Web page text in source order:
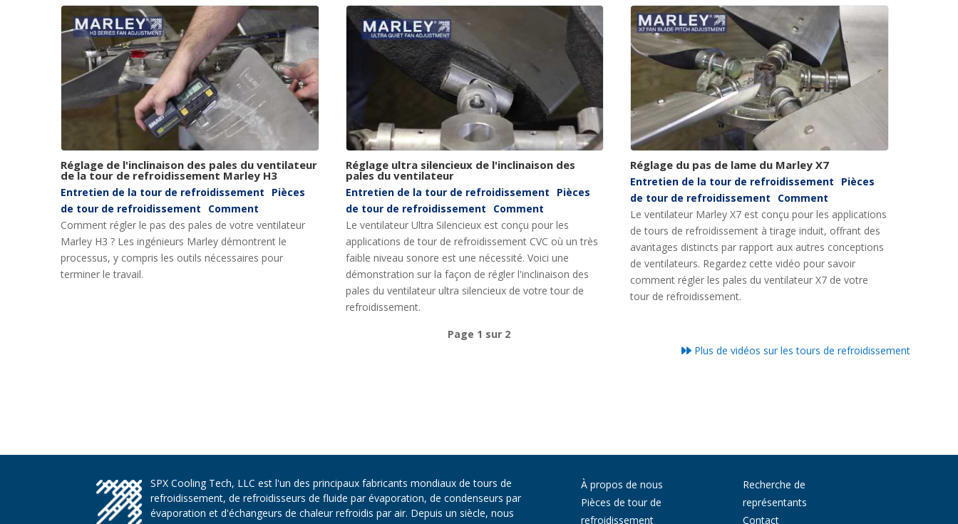
cette vidéo.
Réglage de l'inclinaison des pales du ventilateur
de la tour de refroidissement Marley H3
Entretien de la tour de refroidissement
Pièces
de tour de refroidissement
Comment
Comment régler le pas des pales de votre ventilateur
Marley H3 ? Les ingénieurs Marley démontrent le
processus, y compris les outils nécessaires pour
terminer le travail.
Réglage ultra silencieux de l'inclinaison des
pales du ventilateur
Entretien de la tour de refroidissement
Pièces
de tour de refroidissement
Comment
Le ventilateur Ultra Silencieux est conçu pour les
applications de tour de refroidissement CVC où un très
faible niveau sonore est une nécessité. Voici une
démonstration sur la façon de régler l'inclinaison des
pales du ventilateur ultra silencieux de votre tour de
refroidissement.
Réglage du pas de lame du Marley X7
Entretien de la tour de refroidissement
Pièces
de tour de refroidissement
Comment
Le ventilateur Marley X7 est conçu pour les applications
de tours de refroidissement à tirage induit, offrant des
avantages distincts par rapport aux autres conceptions
de ventilateurs. Regardez cette vidéo pour savoir
comment régler les pales du ventilateur X7 de votre
tour de refroidissement.
Page 1 sur 2
Plus de vidéos sur les tours de refroidissement
SPX Cooling Tech, LLC est l'un des principaux fabricants mondiaux de tours de
refroidissement, de refroidisseurs de fluide par évaporation, de condenseurs par
évaporation et d'échangeurs de chaleur refroidis par air. Depuis un siècle, nous
À propos de nous
Pièces de tour de
refroidissement
Recherche de
représentants
Contact